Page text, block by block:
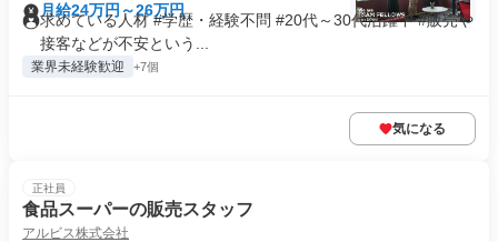
月給24万円～26万円
求めている人材 #学歴・経験不問 #20代～30代活躍中 #販売や
接客などが不安という...
業界未経験歓迎 +7個
気になる
正社員
食品スーパーの販売スタッフ
アルビス株式会社